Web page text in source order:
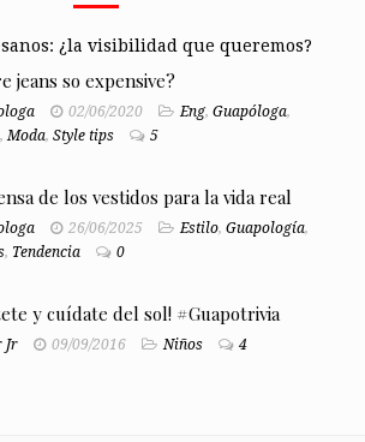
¿la visibilidad que queremos?
jeans so expensive?
02/06/2020 Eng, Guapóloga,
,Moda, Style tips 5
de los vestidos para la vida real
26/06/2025 Estilo, Guapología,
, Tendencia 0
y cuídate del sol! #Guapotrivia
Jr 09/09/2016 Niños 4